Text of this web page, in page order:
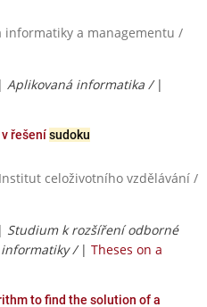
informatiky a managementu /
| Aplikovaná informatika / |
řešenísudoku
celoživotního vzdělávání /
| Studium k rozšíření odborné
informatiky / | Theses on a
to find the solution of a